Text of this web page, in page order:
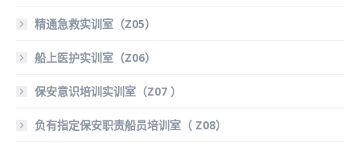
精通急救实训室（Z05）
船上医护实训室（Z06）
保安意识培训实训室（Z07 ）
负有指定保安职责船员培训室（ Z08）